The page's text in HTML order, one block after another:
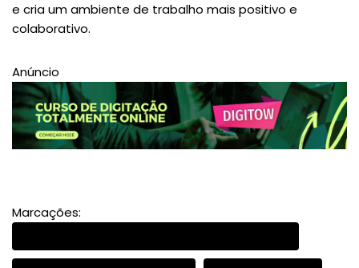
e cria um ambiente de trabalho mais positivo e
colaborativo.
Anúncio
Marcações: